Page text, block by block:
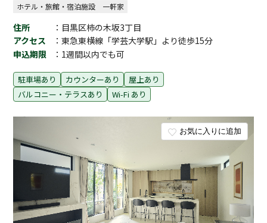
お気に入りに追加
ホテル・旅館・宿泊施設 一軒家
住所
：目黒区柿の木坂3丁目
アクセス
：東急東横線「学芸大学駅」より徒歩15分
申込期限
：1週間以内でも可
駐車場あり カウンターあり
屋上あり
バルコニー・テラスあり
Wi-Fi あり